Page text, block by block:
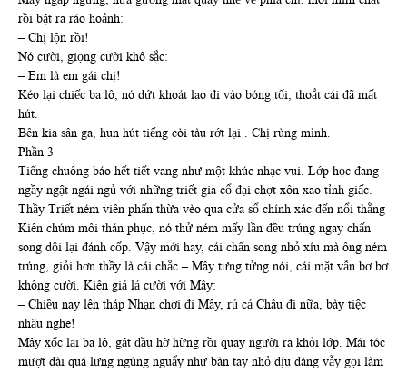
rồi bật ra ráo hoảnh:
– Chị lộn rồi!
Nó cười, giọng cười khô sắc:
– Em là em gái chị!
Kéo lại chiếc ba lô, nó dứt khoát lao đi vào bóng tối, thoắt cái đã mất
hút.
Bên kia sân ga, hun hút tiếng còi tàu rớt lại . Chị rùng mình.
Phần 3
Tiếng chuông báo hết tiết vang như một khúc nhạc vui. Lớp học đang
ngầy ngật ngái ngủ với những triết gia cổ đại chợt xôn xao tỉnh giấc.
Thầy Triết ném viên phấn thừa vèo qua cửa sổ chính xác đến nổi thằng
Kiên chúm môi thán phục, nó thử ném mấy lần đều trúng ngay chấn
song dội lại đánh cốp. Vậy mới hay, cái chấn song nhỏ xíu mà ông ném
trúng, giỏi hơn thầy là cái chắc – Mây tưng tửng nói, cái mặt vẫn bơ bơ
không cười. Kiên giả lả cười với Mây:
– Chiều nay lên tháp Nhạn chơi đi Mây, rủ cả Châu đi nữa, bày tiệc
nhậu nghe!
Mây xốc lại ba lô, gật đầu hờ hững rồi quay người ra khỏi lớp. Mái tóc
mượt dài quá lưng ngúng nguẩy như bàn tay nhỏ dịu dàng vẫy gọi làm